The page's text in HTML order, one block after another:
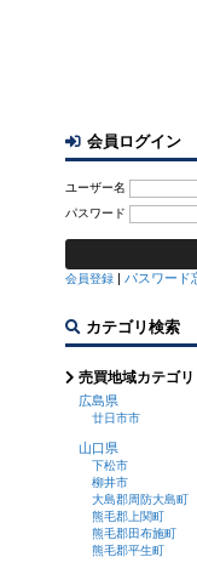
会員ログイン
ユーザー名
パスワード
会員登録 パスワード
カテゴリ検索
売買地域カテゴリ
広島県
廿日市市
山口県
下松市
柳井市
大島郡周防大島町
熊毛郡上関町
熊毛郡田布施町
熊毛郡平生町